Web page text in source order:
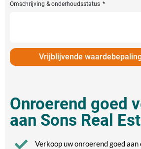
Omschrijving & onderhoudsstatus
Vrijblijvende
Onroerend goed
aan Sons Real
Verkoop uw onroerend goed aan